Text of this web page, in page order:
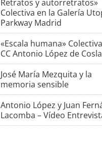
Retratos y autorretratos»
Colectiva en la Galería
Parkway Madrid
«Escala humana»
CC Antonio López de
José María Mezquita y la
memoria sensible
Antonio López y Juan
Lacomba – Vídeo